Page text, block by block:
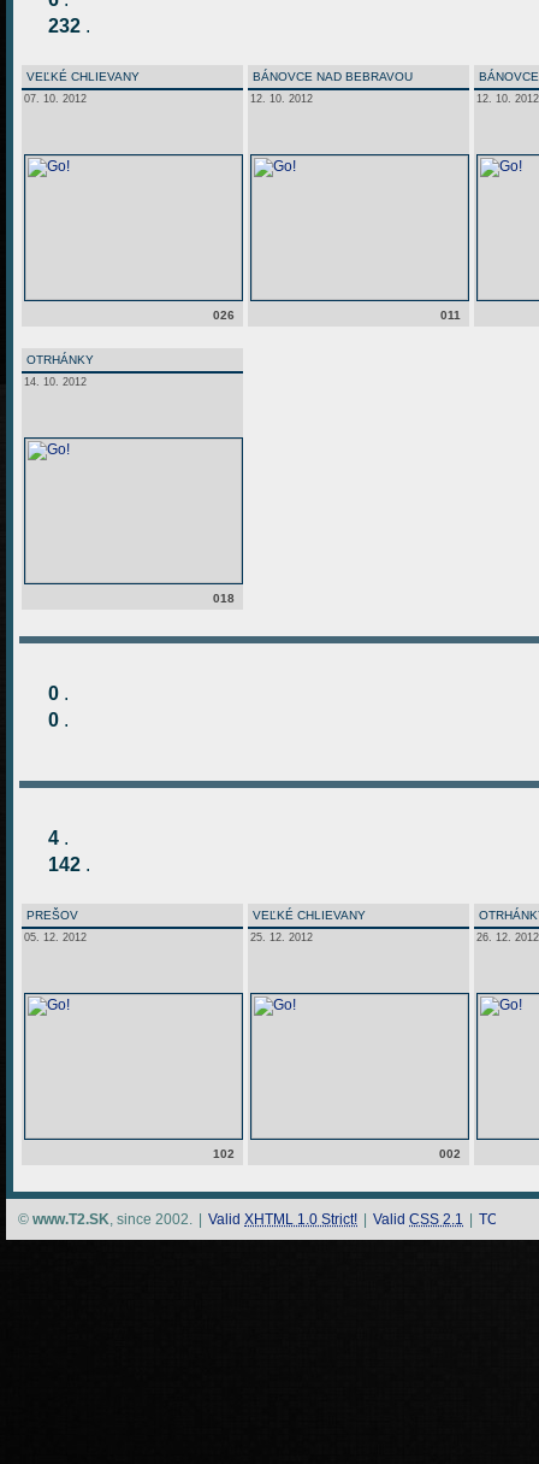
232 .
VEĽKÉ CHLIEVANY
07. 10. 2012
026
BÁNOVCE NAD BEBRAVOU
12. 10. 2012
011
12. 10. 2012
OTRHÁNKY
14. 10. 2012
018
0 .
0 .
4 .
142 .
PREŠOV
05. 12. 2012
102
VEĽKÉ CHLIEVANY
25. 12. 2012
002
26. 12. 2012
© www.T2.SK, since 2002. Valid XHTML 1.0 Strict! Valid CSS 2.1